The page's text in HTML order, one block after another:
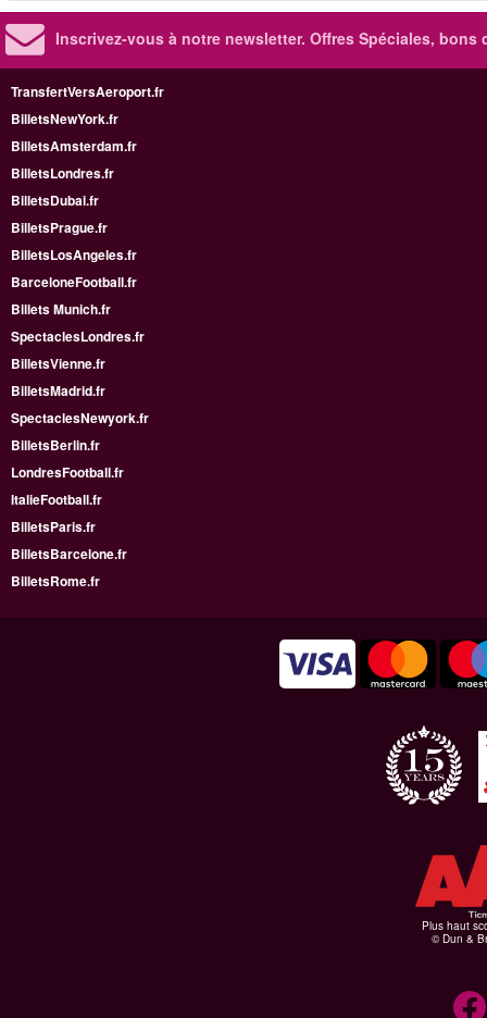
Inscrivez-vous à notre newsletter. Offres Spéciales, bons
TransfertVersAeroport.fr
BilletsNewYork.fr
BilletsAmsterdam.fr
BilletsLondres.fr
BilletsDubai.fr
BilletsPrague.fr
BilletsLosAngeles.fr
BarceloneFootball.fr
Billets Munich.fr
SpectaclesLondres.fr
BilletsVienne.fr
BilletsMadrid.fr
SpectaclesNewyork.fr
BilletsBerlin.fr
LondresFootball.fr
ItalieFootball.fr
BilletsParis.fr
BilletsBarcelone.fr
BilletsRome.fr
Plus haut
© Dun &